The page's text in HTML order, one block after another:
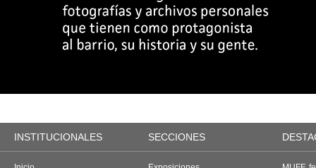
INSTITUCIONALES SECCIONES